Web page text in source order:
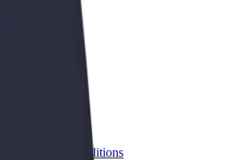
chauffeur
selon vos conditions